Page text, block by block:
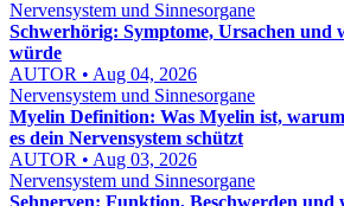
Nervensystem und Sinnesorgane
Schwerhörig: Symptome, Ursachen und
würde
AUTOR • Aug 04, 2026
Nervensystem und Sinnesorgane
Myelin Definition: Was Myelin ist,
es dein Nervensystem schützt
AUTOR • Aug 03, 2026
Nervensystem und Sinnesorgane
Sehnerven: Funktion, Beschwerden und